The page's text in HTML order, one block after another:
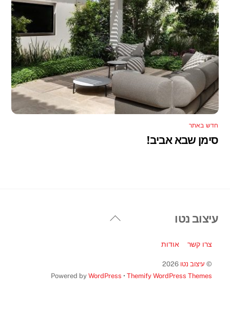
חדש באתר
סימן שבא אביב!
Back
עיצוב נטו
צרו קשר אודות
© עיצוב נטו 2026
Powered by WordPress • Themify WordPress Themes